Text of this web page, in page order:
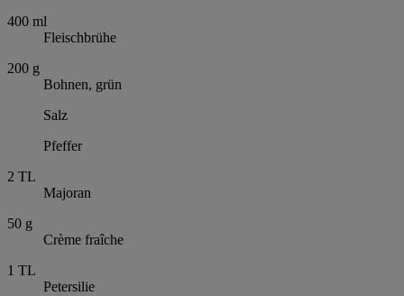
400 ml
Fleischbrühe
200 g
Bohnen, grün
Salz
Pfeffer
2 TL
Majoran
50 g
Crème fraîche
1 TL
Petersilie